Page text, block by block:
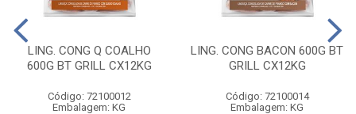
LING. CONG Q COALHO
600G BT GRILL CX12KG
Código: 72100012
Embalagem: KG
LING. CONG BACON 600G BT
GRILL CX12KG
Código: 72100014
Embalagem: KG